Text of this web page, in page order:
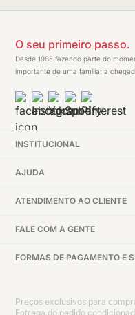
O seu primeiro passo.
Desde 1985 fazendo parte do
importante de uma família: a
INSTITUCIONAL
AJUDA
ATENDIMENTO AO CLIENTE
FALE COM A GENTE
FORMAS DE PAGAMENTO E
Preços exclusivos para
Entrega do pedido